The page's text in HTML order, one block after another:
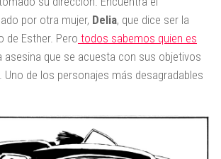
por otra mujer, Delia, que dice ser la
de Esther. Pero todos sabemos quien es
asesina que se acuesta con sus objetivos
de los personajes más desagradables